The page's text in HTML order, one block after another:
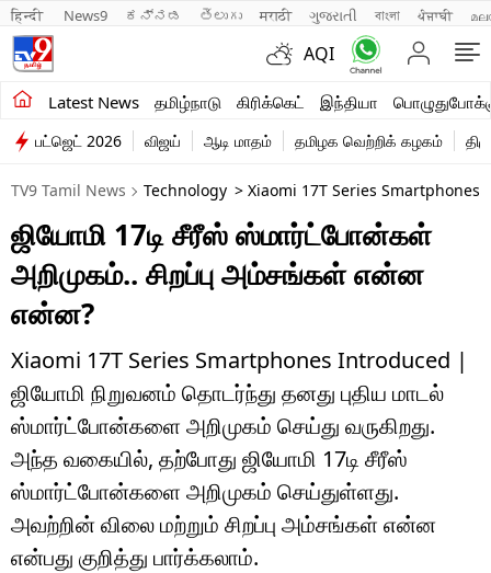
हिन्दी News9 ಕನ್ನಡ తెలుగు मराठी ગુજરાતી বাংলা ਪੰਜਾਬੀ
AQI
Latest News தமிழ்நாடு கிரிக்கெட் இந்தியா
சமீபத்திய செய்திகள்
தமிழ்நாடு
இந்தியா
உலகம்
விளையாட்டு
பொழுதுபோக்கு
லைஃப்ஸ்டைல்
வணிகம்
டெக்னாலஜி
ஆன்மீகம்
பட்ஜெட் 2026 விஜய் ஆடி மாதம் தமிழக வெற்றிக் கழகம்
TV9 Tamil News Technology > Xiaomi 17T Series
ஜியோமி 17டி சீரீஸ் ஸ்மார்ட்போன்கள்
அறிமுகம்.. சிறப்பு அம்சங்கள் என்ன
என்ன?
Xiaomi 17T Series Smartphones Introduced |
ஜியோமி நிறுவனம் தொடர்ந்து தனது புதிய மாடல்
ஸ்மார்ட்போன்களை அறிமுகம் செய்து வருகிறது.
அந்த வகையில், தற்போது ஜியோமி 17டி சீரீஸ்
ஸ்மார்ட்போன்களை அறிமுகம் செய்துள்ளது.
அவற்றின் விலை மற்றும் சிறப்பு அம்சங்கள் என்ன
என்பது குறித்து பார்க்கலாம்.